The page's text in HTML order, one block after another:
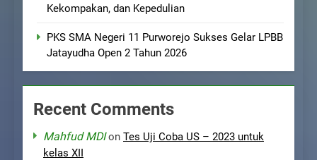
Kekompakan, dan Kepedulian
PKS SMA Negeri 11 Purworejo Sukses Gelar LPBB
Jatayudha Open 2 Tahun 2026
Recent Comments
Mahfud MDIon Tes Uji Coba US – 2023 untuk
kelas XII